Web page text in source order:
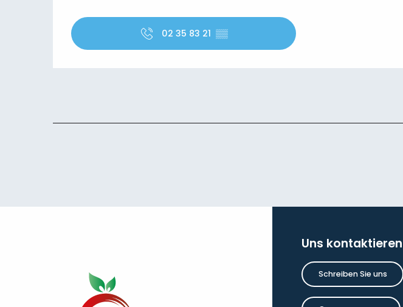
02 35 83 21 ▒▒
Uns kontaktieren
Schreiben Sie uns